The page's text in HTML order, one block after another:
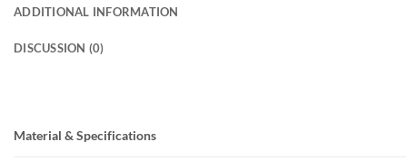
ADDITIONAL INFORMATION
DISCUSSION (0)
Material & Specifications